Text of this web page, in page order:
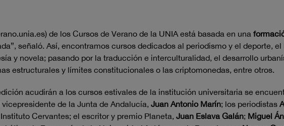
de los Cursos de Verano de la UNIA está basada en una
señaló. Así, encontramos cursos dedicados al periodismo y el deporte,
y novela; pasando por la traducción e interculturalidad, el desarrollo
estructurales y límites constitucionales o las criptomonedas, entre otros.
acudirán a los cursos estivales de la institución universitaria se
de la Junta de Andalucía, Juan Antonio Marín; los periodistas
Cervantes; el escritor y premio Planeta, Juan Eslava Galán; Miguel